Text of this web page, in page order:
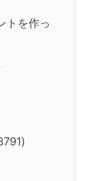
トを作っ